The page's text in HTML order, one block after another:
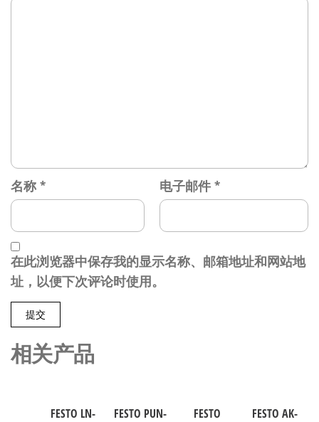
名称 * 电子邮件 *
在此浏览器中保存我的显示名称、邮箱地址和网站地
址，以便下次评论时使用。
相关产品
FESTO LN-
FESTO PUN-
FESTO
FESTO AK-